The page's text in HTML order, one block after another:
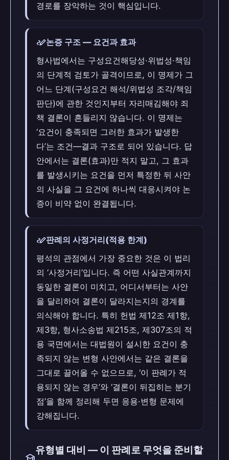
경로를 장악하는 것이 핵심입니다.
stylus_note논증 구조 — 요건과 효과
형사법에서는 구성요건해당성·위법성·책임
의 단계적 검토가 골격이므로, 이 명제가 그
어느 단계(구성요건 해석/위법성 조각/책임
판단)에 관한 것인지부터 자리매김해야 죄
책 결론이 흔들리지 않습니다. 이 명제는
‘요건이 충족되면 그러한 효과가 발생한
다’는 조건—결과 구조로 되어 있습니다. 답
안에서는 결론(효과)만 적지 말고, 그 효과
를 발생시키는 요건을 먼저 특정한 뒤 사안
의 사실을 그 요건에 하나씩 대응시켜야 논
증이 비약 없이 완결됩니다.
stylus_note판례의 사정거리(적용 한계)
평석의 관점에서 가장 중요한 것은 이 법리
의 ‘사정거리’입니다. 즉 어떤 사실관계까지
동일한 결론이 미치고, 어디서부터는 사안
을 달리하여 결론이 달라지는지의 경계를
의식해야 합니다. 특히 헌법 제12조 제1항,
제3항, 형사소송법 제215조, 제307조의 적
용 국면에서는 대법원이 설시한 요건이 충
족되지 않는 변형 사안에서는 같은 결론을
그대로 끌어올 수 없으므로, ‘이 판례가 적
용되지 않는 경우’와 ‘결론이 뒤집히는 분기
점’을 함께 정리해 두면 응용·변형 문제에
강해집니다.
유형별 대비 — 이 판례로 무엇을 준비할